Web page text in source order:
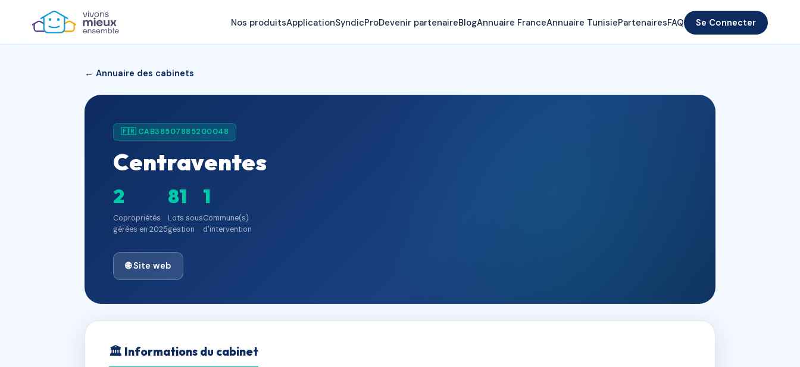
Nos produitsApplicationSyndicProDevenir partenaireBlogAnnuaire FranceAnnuaire TunisiePartenairesFAQ Se Connecter
← Annuaire des cabinets
🇫🇷 CAB38507885200048
Centraventes
2
Copropriétés
gérées en 2025
81
Lots sous
gestion
1
Commune(s)
d'intervention
🌐 Site web
🏛 Informations du cabinet